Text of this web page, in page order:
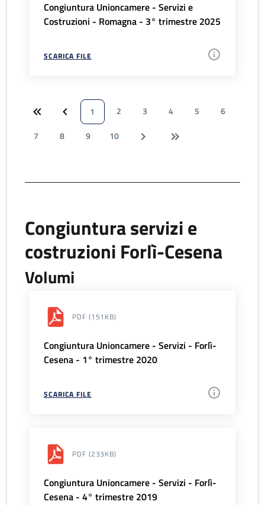
Congiuntura Unioncamere - Servizi e
Costruzioni - Romagna - 3° trimestre 2025
SCARICA FILE
1 2 3 4 5
6
7
8 9 10
Congiuntura servizi e
costruzioni Forlì-Cesena
Volumi
PDF (151KB)
Congiuntura Unioncamere - Servizi - Forlì-
Cesena - 1° trimestre 2020
SCARICA FILE
PDF (233KB)
Congiuntura Unioncamere - Servizi - Forlì-
Cesena - 4° trimestre 2019